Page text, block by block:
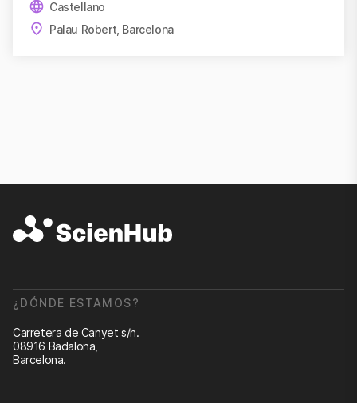
Castellano
Palau Robert, Barcelona
¿DÓNDE ESTAMOS?
Carretera de Canyet s/n.
08916 Badalona,
Barcelona.